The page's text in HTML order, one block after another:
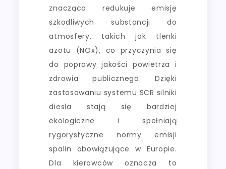
znacząco redukuje emisję
szkodliwych substancji do
atmosfery, takich jak tlenki
azotu (NOx), co przyczynia się
do poprawy jakości powietrza i
zdrowia publicznego. Dzięki
zastosowaniu systemu SCR silniki
diesla stają się bardziej
ekologiczne i spełniają
rygorystyczne normy emisji
spalin obowiązujące w Europie.
Dla kierowców oznacza to